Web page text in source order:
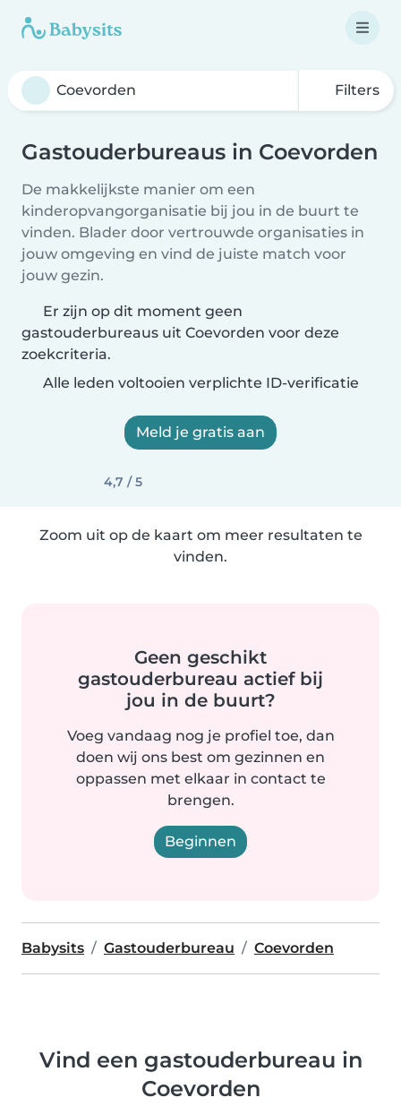
Filters
Gastouderbureaus in Coevorden
De makkelijkste manier om een
kinderopvangorganisatie bij jou in de buurt te
vinden. Blader door vertrouwde organisaties in
jouw omgeving en vind de juiste match voor
jouw gezin.
Er zijn op dit moment geen
gastouderbureaus uit Coevorden voor deze
zoekcriteria.
Alle leden voltooien verplichte ID-verificatie
Meld je gratis aan
4,7 / 5
Zoom uit op de kaart om meer resultaten te
vinden.
Geen geschikt
gastouderbureau actief bij
jou in de buurt?
Voeg vandaag nog je profiel toe, dan
doen wij ons best om gezinnen en
oppassen met elkaar in contact te
brengen.
Beginnen
Babysits Gastouderbureau Coevorden
Vind een gastouderbureau in
Coevorden